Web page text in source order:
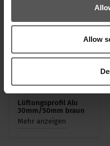
Allow
Lüftungsprofil Alu
30mm/50mm braun
Mehr anzeigen